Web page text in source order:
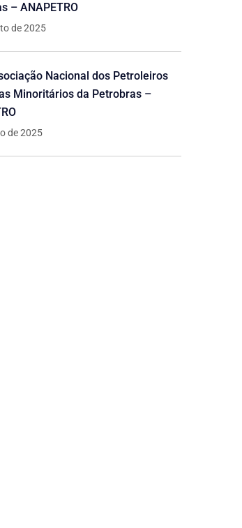
– ANAPETRO
de 2025
Nacional dos Petroleiros
Minoritários da Petrobras –
de 2025